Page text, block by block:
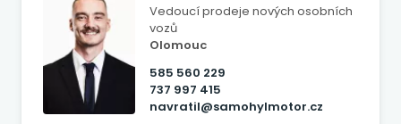
Vedoucí prodeje nových osobních
vozů
Olomouc
585 560 229
737 997 415
navratil@samohylmotor.cz